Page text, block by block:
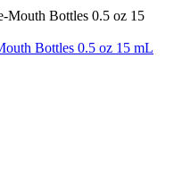
Bottles 0.5 oz 15 mL